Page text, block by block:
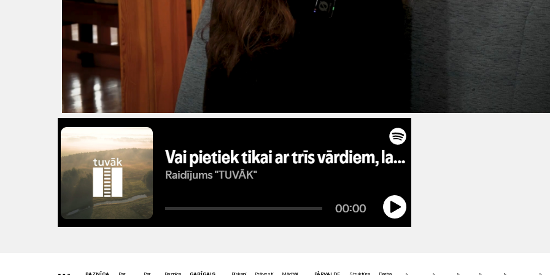
BAZNĪCA Par Par Baznīca GARĪGAIS Bīskapi Prāvesti Mācītāji, PĀRVALDE Struktūra Darba